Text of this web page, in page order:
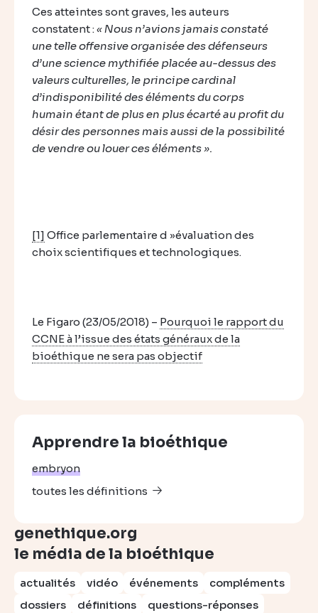
Ces atteintes sont graves, les auteurs
constatent :« Nous n’avions jamais constaté
une telle offensive organisée des défenseurs
d’une science mythifiée placée au-dessus des
valeurs culturelles, le principe cardinal
d’indisponibilité des éléments du corps
humain étant de plus en plus écarté au profit du
désir des personnes mais aussi de la possibilité
de vendre ou louer ces éléments ».
[1] Office parlementaire d »évaluation des
choix scientifiques et technologiques.
Le Figaro (23/05/2018) – Pourquoi le rapport du
CCNE à l’issue des états généraux de la
bioéthique ne sera pas objectif
Apprendre la bioéthique
embryon
toutes les définitions
genethique.org
le média de la bioéthique
actualités vidéo événements
compléments
dossiers
définitions
questions-réponses